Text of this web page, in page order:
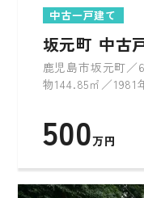
中古一戸建て
坂元町 中古
鹿児島市坂元町／
物144.85㎡／1981
500万円